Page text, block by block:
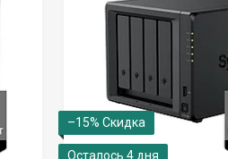
–15%
Осталось 4 дня